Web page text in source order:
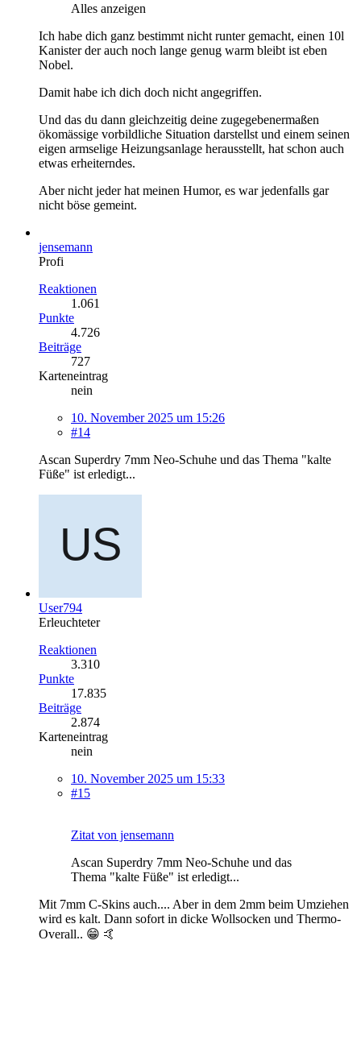
Alles anzeigen
Ich habe dich ganz bestimmt nicht runter gemacht, einen 10l
Kanister der auch noch lange genug warm bleibt ist eben
Nobel.
Damit habe ich dich doch nicht angegriffen.
Und das du dann gleichzeitig deine zugegebenermaßen
ökomässige vorbildliche Situation darstellst und einem seinen
eigen armselige Heizungsanlage herausstellt, hat schon auch
etwas erheiterndes.
Aber nicht jeder hat meinen Humor, es war jedenfalls gar
nicht böse gemeint.
jensemann
Profi
Reaktionen
1.061
Punkte
4.726
Beiträge
727
Karteneintrag
nein
10. November 2025 um 15:26
#14
Ascan Superdry 7mm Neo-Schuhe und das Thema "kalte
Füße" ist erledigt...
User794
Erleuchteter
Reaktionen
3.310
Punkte
17.835
Beiträge
2.874
Karteneintrag
nein
10. November 2025 um 15:33
#15
Zitat von jensemann
Ascan Superdry 7mm Neo-Schuhe und das
Thema "kalte Füße" ist erledigt...
Mit 7mm C-Skins auch.... Aber in dem 2mm beim Umziehen
wird es kalt. Dann sofort in dicke Wollsocken und Thermo-
Overall.. 😁 🤙